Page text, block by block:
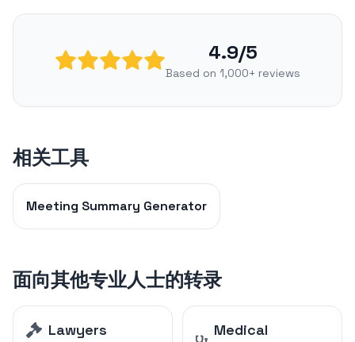
4.9/5
Based on 1,000+ reviews
相关工具
Meeting Summary Generator
面向其他专业人士的转录
Lawyers
Medical